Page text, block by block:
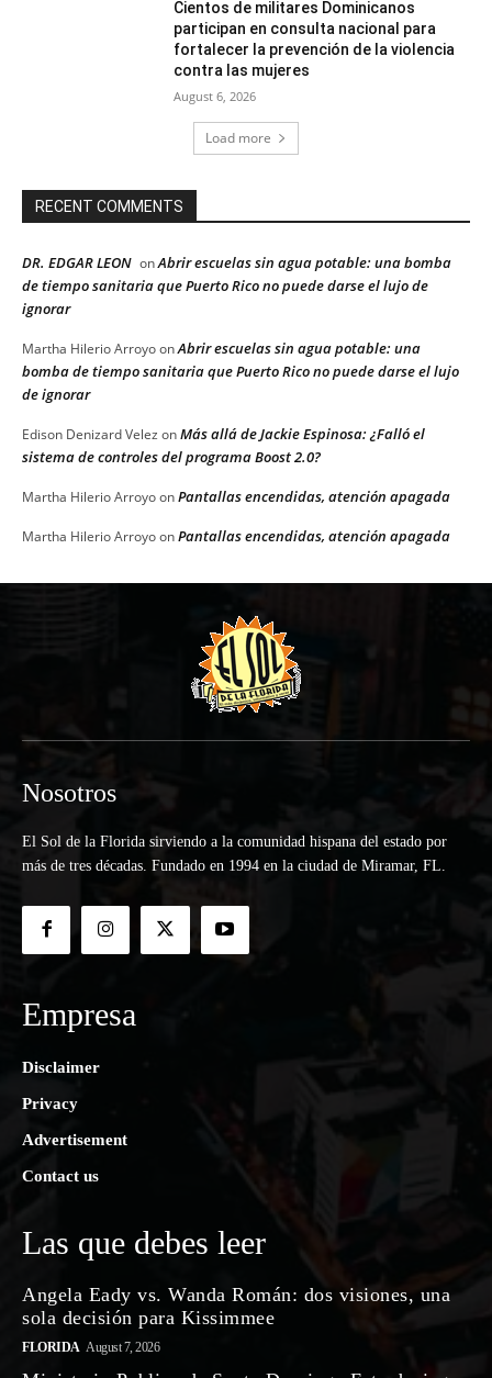
Cientos de militares Dominicanos
participan en consulta nacional para
fortalecer la prevención de la violencia
contra las mujeres
August 6, 2026
Load more
RECENT COMMENTS
DR. EDGAR LEON onAbrir escuelas sin agua potable: una bomba
de tiempo sanitaria que Puerto Rico no puede darse el lujo de
ignorar
Martha Hilerio ArroyoonAbrir escuelas sin agua potable: una
bomba de tiempo sanitaria que Puerto Rico no puede darse el lujo
de ignorar
Edison Denizard Velez onMás allá de Jackie Espinosa: ¿Falló el
sistema de controles del programa Boost 2.0?
Martha Hilerio ArroyoonPantallas encendidas, atención apagada
Martha Hilerio ArroyoonPantallas encendidas, atención apagada
Nosotros
El Sol de la Florida sirviendo a la comunidad hispana del estado por
más de tres décadas. Fundado en 1994 en la ciudad de Miramar, FL.
Empresa
Disclaimer
Privacy
Advertisement
Contact us
Las que debes leer
Angela Eady vs. Wanda Román: dos visiones, una
sola decisión para Kissimmee
FLORIDA August 7, 2026